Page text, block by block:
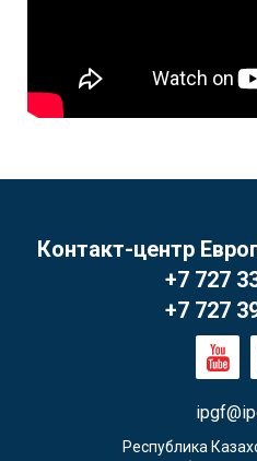
Контакт-центр
+7 727
+7 727
Республика